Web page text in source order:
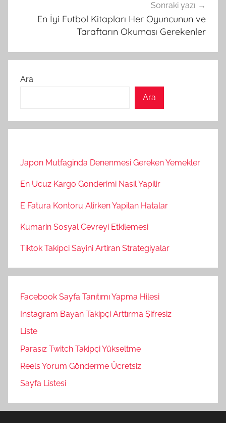
Sonraki yazı
En İyi Futbol Kitapları Her Oyuncunun ve
Taraftarın Okuması Gerekenler
Ara
Ara
Japon Mutfaginda Denenmesi Gereken Yemekler
En Ucuz Kargo Gonderimi Nasil Yapilir
E Fatura Kontoru Alirken Yapilan Hatalar
Kumarin Sosyal Cevreyi Etkilemesi
Tiktok Takipci Sayini Artiran Strategiyalar
Facebook Sayfa Tanıtımı Yapma Hilesi
Instagram Bayan Takipçi Arttırma Şifresiz
Liste
Parasız Twitch Takipçi Yükseltme
Reels Yorum Gönderme Ücretsiz
Sayfa Listesi